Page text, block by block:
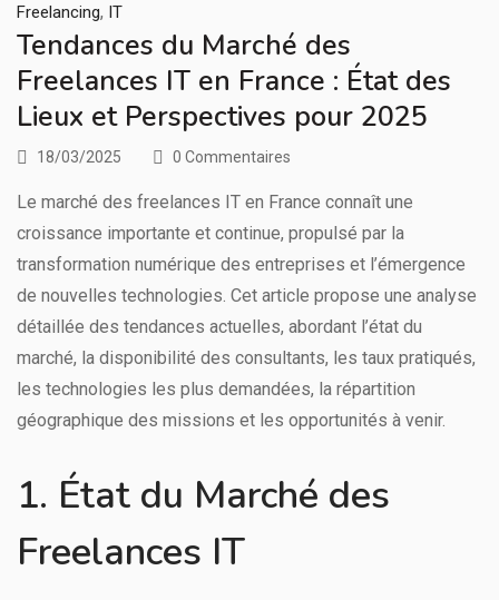
Freelancing, IT
Tendances du Marché des
Freelances IT en France : État des
Lieux et Perspectives pour 2025
18/03/2025 0 Commentaires
Le marché des freelances IT en France connaît une
croissance importante et continue, propulsé par la
transformation numérique des entreprises et l’émergence
de nouvelles technologies. Cet article propose une analyse
détaillée des tendances actuelles, abordant l’état du
marché, la disponibilité des consultants, les taux pratiqués,
les technologies les plus demandées, la répartition
géographique des missions et les opportunités à venir.
1. État du Marché des
Freelances IT